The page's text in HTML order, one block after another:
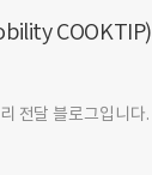
COOKTIP)
전달 블로그입니다.